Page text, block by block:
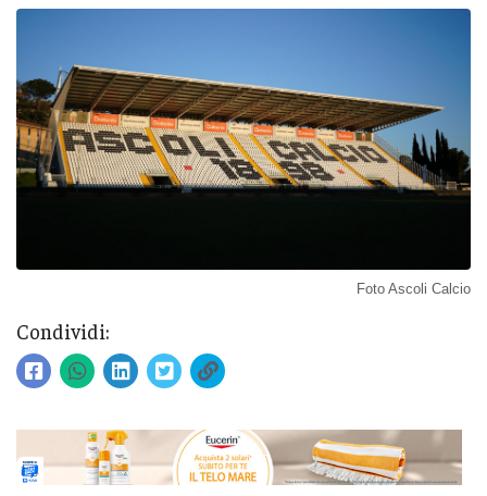
Foto Ascoli Calcio
Condividi: